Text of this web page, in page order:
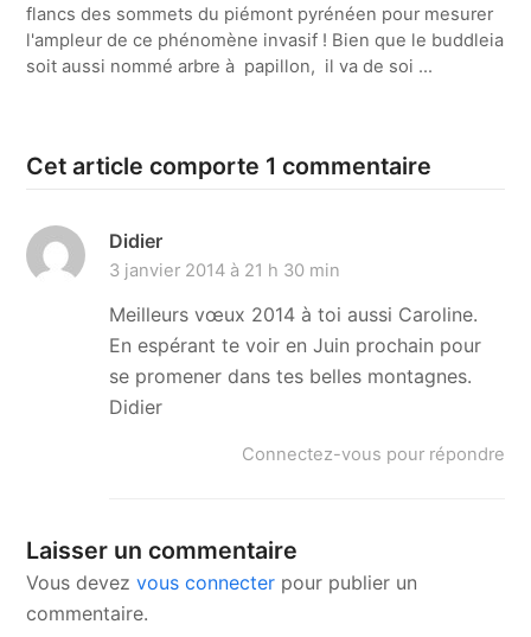
flancs des sommets du piémont pyrénéen pour mesurer
l'ampleur de ce phénomène invasif ! Bien que le buddleia
soit aussi nommé arbre à papillon, il va de soi ...
Cet article comporte 1 commentaire
Didier
3 janvier 2014 à 21 h 30 min
Meilleurs vœux 2014 à toi aussi Caroline.
En espérant te voir en Juin prochain pour
se promener dans tes belles montagnes.
Didier
Connectez-vous pour répondre
Laisser un commentaire
Vous devezvous connecter pour publier un
commentaire.